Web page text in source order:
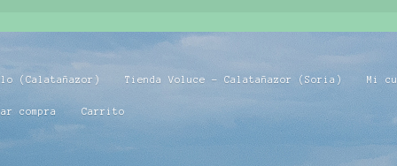
(Calatañazor) Tienda Voluce – Calatañazor (Soria) Mi
compra Carrito